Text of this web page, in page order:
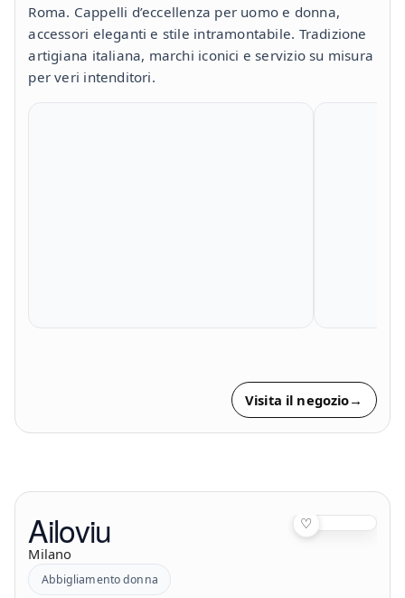
Roma. Cappelli d’eccellenza per uomo e donna,
accessori eleganti e stile intramontabile. Tradizione
artigiana italiana, marchi iconici e servizio su misura
per veri intenditori.
Visita il negozio→
Ailoviu
Milano
♡
Abbigliamento donna